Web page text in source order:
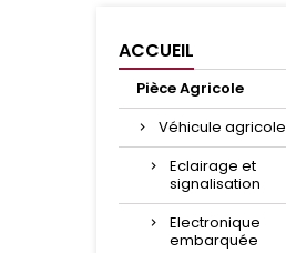
ACCUEIL
Pièce Agricole
Véhicule agricole
Eclairage et
signalisation
Electronique
embarquée